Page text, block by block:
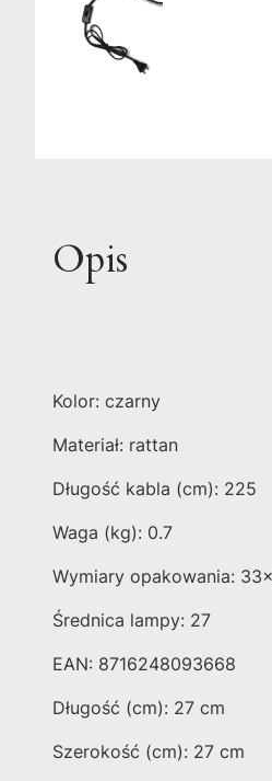
Opis
Kolor: czarny
Materiał: rattan
Długość kabla (cm): 225
Waga (kg): 0.7
Wymiary opakowania:
Średnica lampy: 27
EAN: 8716248093668
Długość (cm): 27 cm
Szerokość (cm): 27 cm